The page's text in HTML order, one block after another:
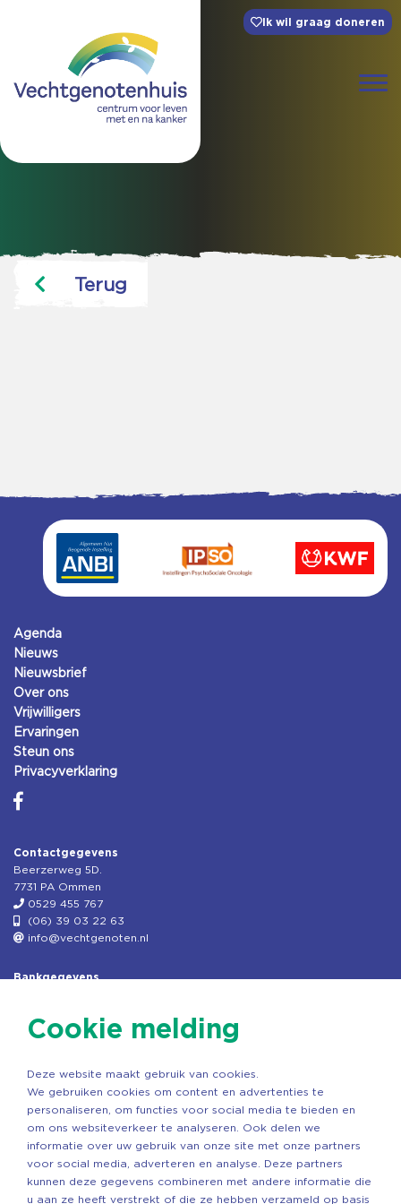
Ik wil graag doneren
Terug
Agenda
Nieuws
Nieuwsbrief
Over ons
Vrijwilligers
Ervaringen
Steun ons
Privacyverklaring
Contactgegevens
Beerzerweg 5D.
7731 PA Ommen
0529 455 767
(06) 39 03 22 63
info@vechtgenoten.nl
Bankgegevens
Rek.nr: NL85RABO0127579230
Copyright ©2026 Vechtgenoten
Cookie melding
Deze website maakt gebruik van cookies.
We gebruiken cookies om content en advertenties te
personaliseren, om functies voor social media te bieden en
om ons websiteverkeer te analyseren. Ook delen we
informatie over uw gebruik van onze site met onze partners
voor social media, adverteren en analyse. Deze partners
kunnen deze gegevens combineren met andere informatie die
u aan ze heeft verstrekt of die ze hebben verzameld op basis